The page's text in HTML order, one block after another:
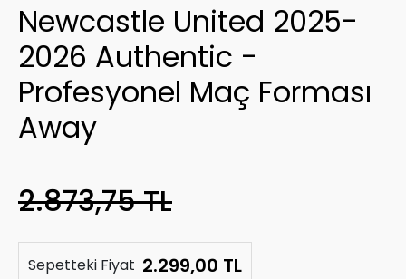
Newcastle United 2025-
2026 Authentic -
Profesyonel Maç Forması
Away
2.873,75 TL
Sepetteki Fiyat 2.299,00 TL